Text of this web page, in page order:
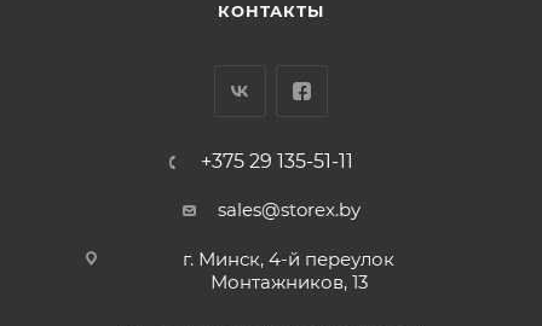
КОНТАКТЫ
+375 29 135-51-11
sales@storex.by
г. Минск, 4-й переулок
Монтажников, 13